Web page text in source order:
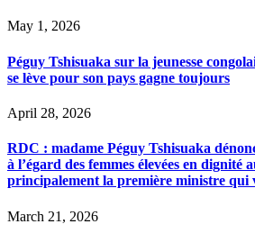
May 1, 2026
Péguy Tshisuaka sur la jeunesse
se lève pour son pays gagne toujours
April 28, 2026
RDC : madame Péguy Tshisuaka
à l’égard des femmes élevées en dignité
principalement la première ministre qui
March 21, 2026